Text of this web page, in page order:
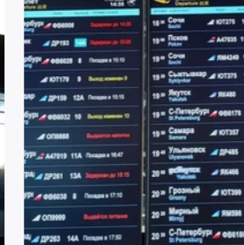
Меняемся ради комфорта